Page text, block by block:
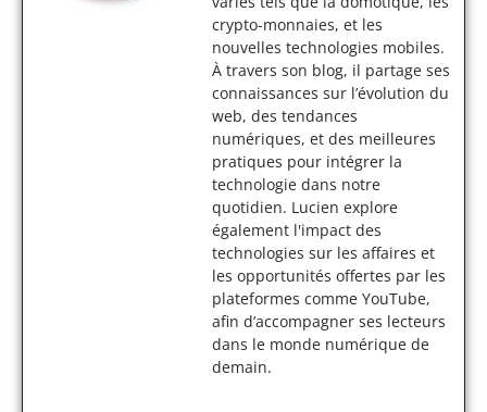
crypto-monnaies, et les
nouvelles technologies mobiles.
À travers son blog, il partage ses
connaissances sur l’évolution du
web, des tendances
numériques, et des meilleures
pratiques pour intégrer la
technologie dans notre
quotidien. Lucien explore
également l'impact des
technologies sur les affaires et
les opportunités offertes par les
plateformes comme YouTube,
afin d’accompagner ses lecteurs
dans le monde numérique de
demain.